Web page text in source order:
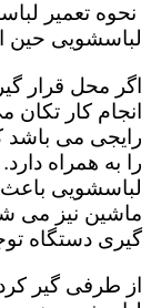
نحوه تعمیر
لباسشویی حین
اگر محل قرار
انجام کار
رایجی می
را به همراه
لباسشویی
ماشین نیز می
گیری دستگاه
از طرفی گیر